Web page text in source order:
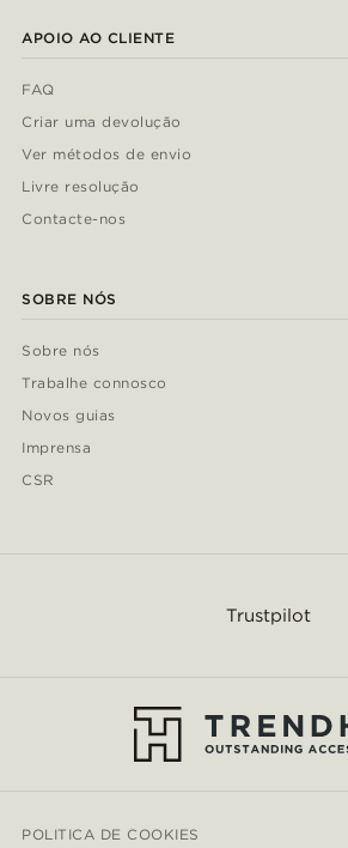
APOIO AO CLIENTE
FAQ
Criar uma devolução
Ver métodos de envio
Livre resolução
Contacte-nos
SOBRE NÓS
Sobre nós
Trabalhe connosco
Novos guias
Imprensa
CSR
Trustpilot
POLITICA DE COOKIES